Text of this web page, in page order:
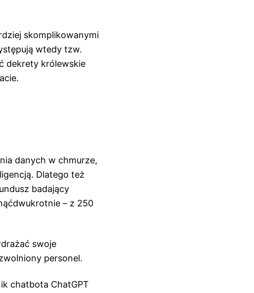
skomplikowanymi
wtedy tzw.
dekrety królewskie
danych w chmurze,
Dlatego też
badający
– z 250
swoje
personel.
chatbota ChatGPT